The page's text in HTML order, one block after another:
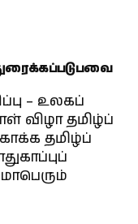
– உலகப்
விழா தமிழ்ப்
தமிழ்ப்